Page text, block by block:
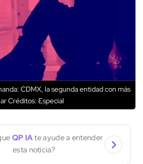
CDMX, la segunda entidad con más
Créditos: Especial
QP IAte ayude a entender
esta noticia?